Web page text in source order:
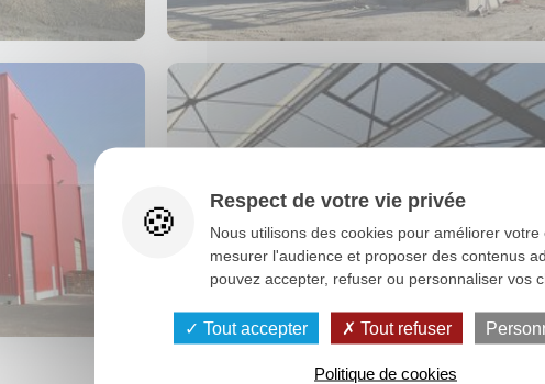
Respect de votre vie privée
Nous utilisons des cookies pour améliorer votre
mesurer l'audience et proposer des contenus
pouvez accepter, refuser ou personnaliser vos
Tout accepter Tout refuser
Politique de cookies